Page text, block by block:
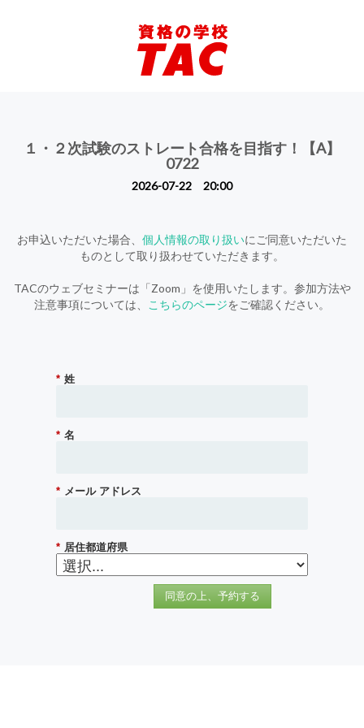
１・２次試験のストレート合格を目指す！【A】
0722
2026-07-22 20:00
お申込いただいた場合、 個人情報の取り扱いにご同意いただいた
ものとして取り扱わせていただきます。
TACのウェブセミナーは「Zoom」を使用いたします。参加方法や
注意事項については、
こちらのページをご確認ください。
* 姓
* 名
* メール アドレス
* 居住都道府県
同意の上、予約する